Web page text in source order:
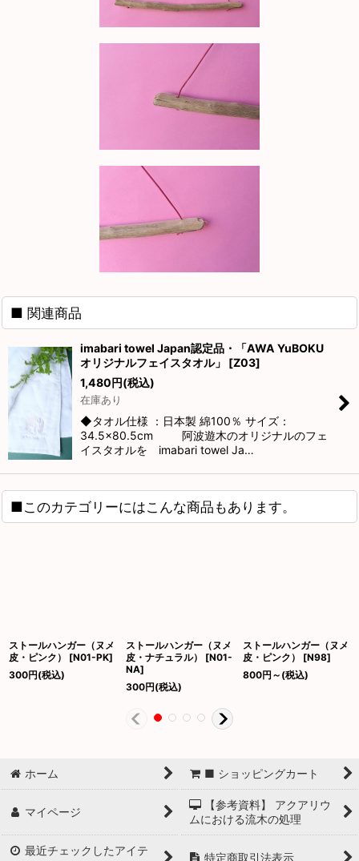
■ 関連商品
imabari towel Japan認定品・「AWA YuBOKU
オリジナルフェイスタオル」
[Z03]
1,480円(税込)
在庫あり
◆タオル仕様 ：日本製 綿100％ サイズ：
34.5×80.5cm 阿波遊木のオリジナルのフェ
イスタオルを imabari towel Ja…
■このカテゴリーにはこんな商品もあります。
ストールハンガー（ヌメ
皮・ピンク）
[N01-PK]
300円(税込)
ストールハンガー（ヌメ
皮・ナチュラル）
[N01-
NA]
300円(税込)
ストールハンガー（ヌメ
皮・ピンク）
[N98]
800円 ～ (税込)
ホーム ■ ショッピングカート
マイページ
【参考資料】 アクアリウ
ムにおける流木の処理
最近チェックしたアイテ
特定商取引法表示